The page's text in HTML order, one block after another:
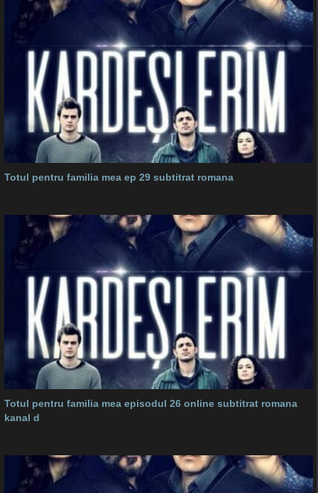
Totul pentru familia mea ep 29 subtitrat romana
Totul pentru familia mea episodul 26 online subtitrat romana
kanal d